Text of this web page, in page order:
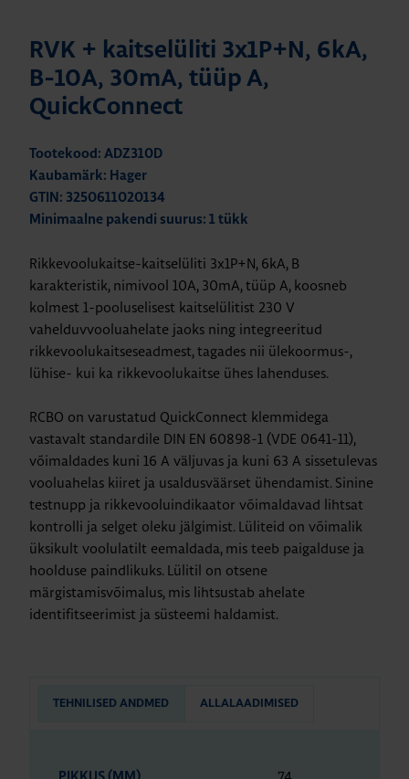
RVK + kaitselüliti 3x1P+N, 6kA,
B-10A, 30mA, tüüp A,
QuickConnect
Tootekood: ADZ310D
Kaubamärk: Hager
GTIN: 3250611020134
Minimaalne pakendi suurus: 1 tükk
Rikkevoolukaitse-kaitselüliti 3x1P+N, 6kA, B
karakteristik, nimivool 10A, 30mA, tüüp A, koosneb
kolmest 1-pooluselisest kaitselülitist 230 V
vahelduvvooluahelate jaoks ning integreeritud
rikkevoolukaitseseadmest, tagades nii ülekoormus-,
lühise- kui ka rikkevoolukaitse ühes lahenduses.
RCBO on varustatud QuickConnect klemmidega
vastavalt standardile DIN EN 60898-1 (VDE 0641-11),
võimaldades kuni 16 A väljuvas ja kuni 63 A sissetulevas
vooluahelas kiiret ja usaldusväärset ühendamist. Sinine
testnupp ja rikkevooluindikaator võimaldavad lihtsat
kontrolli ja selget oleku jälgimist. Lüliteid on võimalik
üksikult voolulatilt eemaldada, mis teeb paigalduse ja
hoolduse paindlikuks. Lülitil on otsene
märgistamisvõimalus, mis lihtsustab ahelate
identifitseerimist ja süsteemi haldamist.
TEHNILISED ANDMED ALLALAADIMISED